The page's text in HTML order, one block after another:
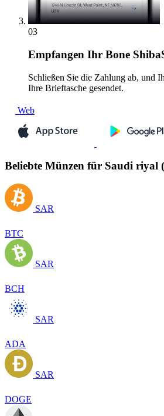
03
Empfangen Ihr Bone
Schließen Sie die Zahlung ab, und
Ihre Brieftasche gesendet.
Web
Beliebte Münzen für Saudi riyal
SAR
BTC
SAR
BCH
SAR
ADA
SAR
DOGE